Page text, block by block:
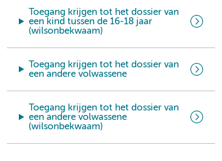
Toegang krijgen tot het dossier van
een kind tussen de 16-18 jaar
(wilsonbekwaam)
Toegang krijgen tot het dossier van
een andere volwassene
Toegang krijgen tot het dossier van
een andere volwassene
(wilsonbekwaam)